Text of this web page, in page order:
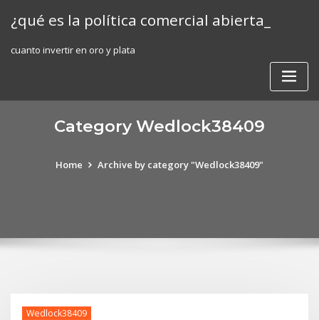
¿qué es la política comercial abierta_
cuanto invertir en oro y plata
Category Wedlock38409
Home Archive by category "Wedlock38409"
Wedlock38409